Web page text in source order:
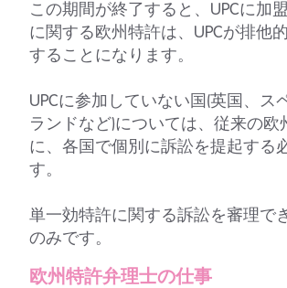
この期間が終了すると、UPCに加
に関する欧州特許は、UPCが排他
することになります。
UPCに参加していない国(英国、ス
ランドなど)については、従来の欧
に、各国で個別に訴訟を提起する
す。
単一効特許に関する訴訟を審理で
のみです。
欧州特許弁理士の仕事